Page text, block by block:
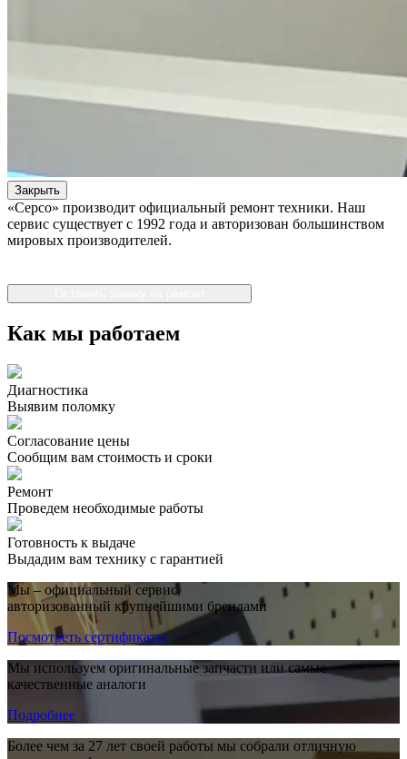
Закрыть
«Серсо» производит официальный ремонт техники. Наш
сервис существует с 1992 года и авторизован большинством
мировых производителей.
Как мы работаем
Диагностика
Выявим поломку
Согласование цены
Сообщим вам стоимость и сроки
Ремонт
Проведем необходимые работы
Готовность к выдаче
Выдадим вам технику с гарантией
Мы – официальный сервис,
авторизованный крупнейшими брендами
Посмотреть сертификаты
Мы используем оригинальные запчасти или самые
качественные аналоги
Подробнее
Более чем за 27 лет своей работы мы собрали отличную